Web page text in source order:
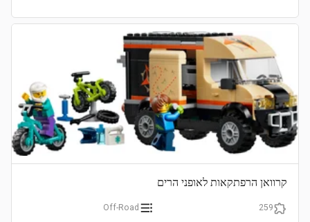
קרוואן הרפתקאות לאופני הרים
259
Off-Road